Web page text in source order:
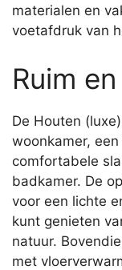
materialen en
voetafdruk van
Ruim
De Houten
woonkamer,
comfortabele
badkamer. De
voor een lichte
kunt genieten
natuur.
met